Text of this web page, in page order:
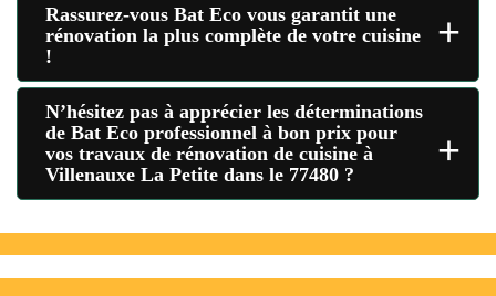
Rassurez-vous Bat Eco vous garantit une
rénovation la plus complète de votre cuisine
!
+
N’hésitez pas à apprécier les déterminations
de Bat Eco professionnel à bon prix pour
vos travaux de rénovation de cuisine à
Villenauxe La Petite dans le 77480 ?
+